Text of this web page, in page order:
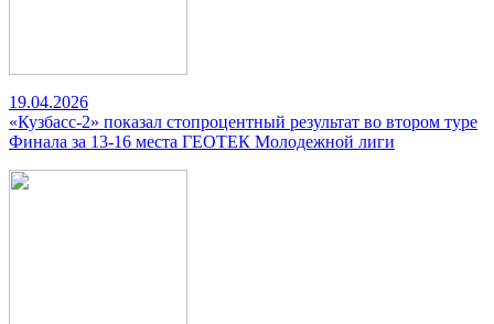
19.04.2026
«Кузбасс-2» показал стопроцентный результат во втором туре
Финала за 13-16 места ГЕОТЕК Молодежной лиги